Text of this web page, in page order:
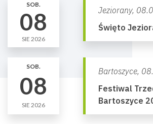
SOB.
08
SIE 2026
Jeziorany,
Święto
SOB.
08
SIE 2026
Bartoszyce,
Festiwal
Bartoszyce